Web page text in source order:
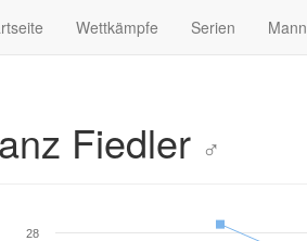
Wettkämpfe Serien
Fiedler ♂
28